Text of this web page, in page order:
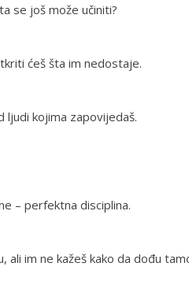
se još može učiniti?
ćeš šta im nedostaje.
ljudi kojima zapovijedaš.
– perfektna disciplina.
ali im ne kažeš kako da dođu